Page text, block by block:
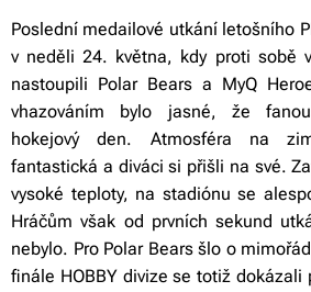
Poslední medailové utkání letošního
v neděli 24. května, kdy proti sobě
nastoupili Polar Bears a MyQ
vhazováním bylo jasné, že
hokejový den. Atmosféra na
fantastická a diváci si přišli na své.
vysoké teploty, na stadiónu se
Hráčům však od prvních sekund
nebylo. Pro Polar Bears šlo o
finále HOBBY divize se totiž dokázali